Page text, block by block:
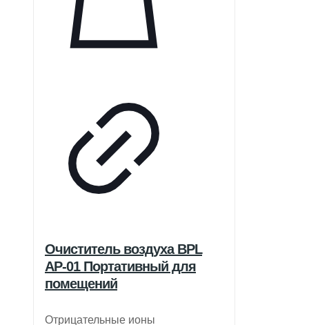
Очиститель воздуха BPL
AP-01 Портативный для
помещений
Отрицательные ионы